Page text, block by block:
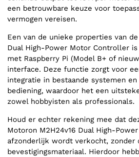
een betrouwbare keuze voor
vermogen vereisen.
Een van de unieke properties van
Dual High-Power Motor Controller
met Raspberry Pi (Model B+ of
interface. Deze functie zorgt voor
integratie in bestaande systemen en
bediening, waardoor het een
zowel hobbyisten als professionals.
Houd er echter rekening mee dat
Motoron M2H24v16 Dual High-
afzonderlijk wordt verkocht, zonder
bevestigingsmateriaal. Hierdoor